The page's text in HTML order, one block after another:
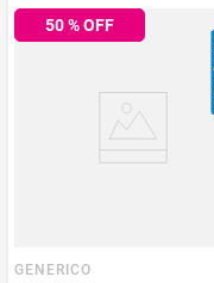
PUM - Medida
Producto (kg)
50% OFF
GENERICO